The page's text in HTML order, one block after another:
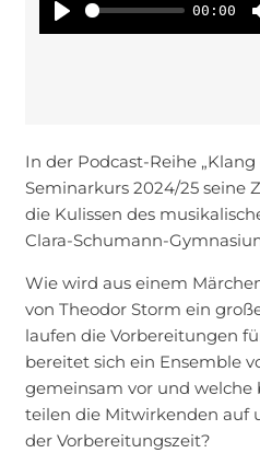
Play
00:00
In der Podcast-Reihe
Seminarkurs 2024/25 seine
die Kulissen des
Clara-Schumann-
Wie wird aus einem
von Theodor Storm ein
laufen die Vorbereitungen
bereitet sich ein Ensemble
gemeinsam vor und welche
teilen die Mitwirkenden auf
der Vorbereitungszeit?